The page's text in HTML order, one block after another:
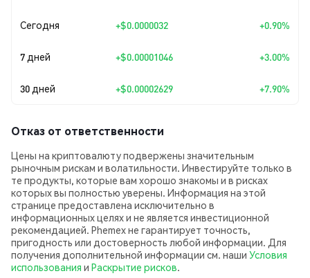
Сегодня +$0.0000032 +0.90%
7 дней +$0.00001046 +3.00%
30 дней +$0.00002629 +7.90%
Отказ от ответственности
Цены на криптовалюту подвержены значительным
рыночным рискам и волатильности. Инвестируйте только в
те продукты, которые вам хорошо знакомы и в рисках
которых вы полностью уверены. Информация на этой
странице предоставлена исключительно в
информационных целях и не является инвестиционной
рекомендацией. Phemex не гарантирует точность,
пригодность или достоверность любой информации. Для
получения дополнительной информации см. наши Условия
использования и Раскрытие рисков.